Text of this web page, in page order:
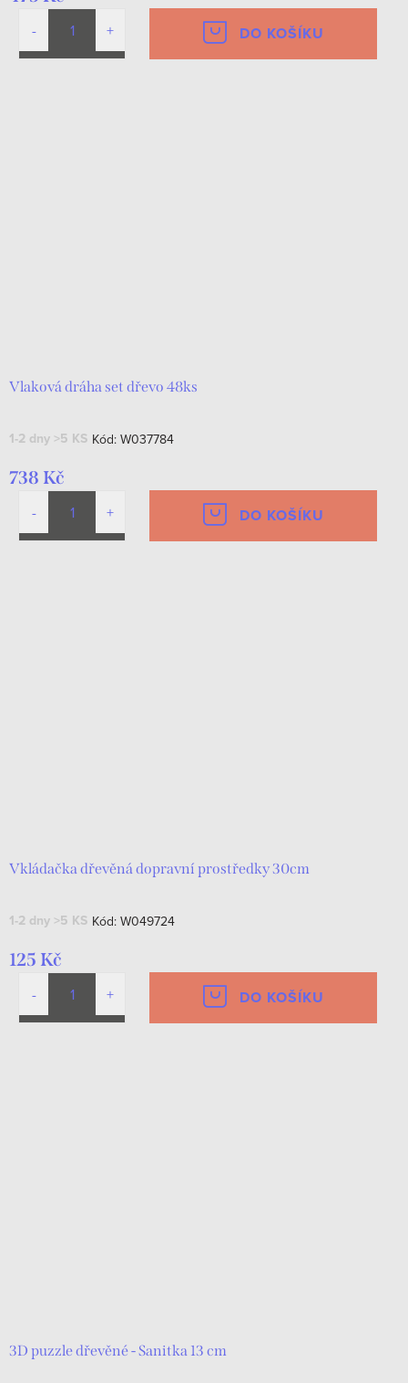
DO KOŠÍKU
Vlaková dráha set dřevo 48ks
1-2 dny >5 KS Kód: W037784
738 Kč
DO KOŠÍKU
Vkládačka dřevěná dopravní prostředky 30cm
1-2 dny >5 KS Kód: W049724
125 Kč
DO KOŠÍKU
3D puzzle dřevěné - Sanitka 13 cm